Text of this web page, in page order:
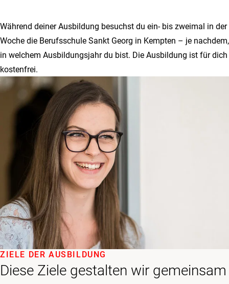
Während deiner Ausbildung besuchst du ein- bis zweimal in der
Woche die Berufsschule Sankt Georg in Kempten – je nachdem,
in welchem Ausbildungsjahr du bist. Die Ausbildung ist für dich
kostenfrei.
Diese Ziele gestalten wir gemeinsam
ZIELE DER AUSBILDUNG